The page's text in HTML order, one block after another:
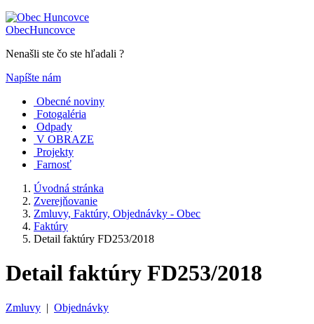
ObecHuncovce
Nenašli ste čo ste hľadali ?
Napíšte nám
Obecné noviny
Fotogaléria
Odpady
V OBRAZE
Projekty
Farnosť
Úvodná stránka
Zverejňovanie
Zmluvy, Faktúry, Objednávky - Obec
Faktúry
Detail faktúry FD253/2018
Detail faktúry FD253/2018
Zmluvy | Objednávky